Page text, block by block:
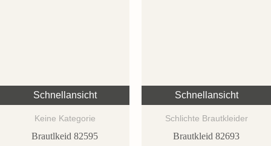
Schnellansicht
Keine Kategorie
Brautlkeid 82595
Schnellansicht
Schlichte Brautkleider
Brautkleid 82693